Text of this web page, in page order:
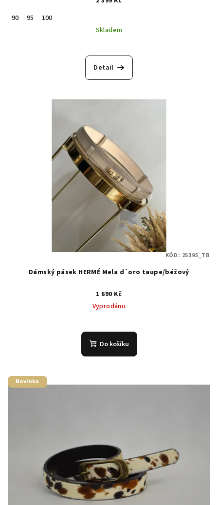
90
95
100
Skladem
Detail
Dámský pásek HERMÉ Mela d´oro taupe/béžový
1 690 Kč
Vyprodáno
Do košíku
KÓD: 25395_TB
Novinka